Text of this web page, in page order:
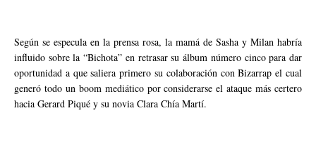
Según se especula en la prensa rosa, la mamá de Sasha y Milan habría
influido sobre la “Bichota” en retrasar su álbum número cinco para dar
oportunidad a que saliera primero su colaboración con Bizarrap el cual
generó todo un boom mediático por considerarse el ataque más certero
hacia Gerard Piqué y su novia Clara Chía Martí.